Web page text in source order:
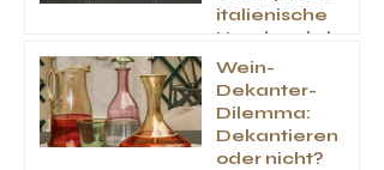
italienische
Handwerkskuns
tWein-
Dekanter-
Dilemma:
Dekantieren
oder nicht?